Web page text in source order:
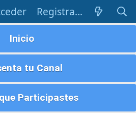
Registrarse
Inicio
tu Canal
Participastes